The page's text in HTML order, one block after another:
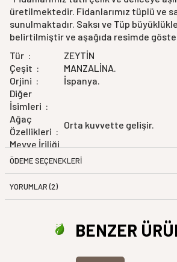
üretilmektedir. Fidanlarımız tüplü ve
sunulmaktadır. Saksı ve Tüp
belirtilmiştir ve aşağıda resimde
Tür :
ZEYTİN
Çeşit :
MANZALİNA.
Orjini :
İspanya.
Diğer
İsimleri :
Ağaç
Özellikleri :
Orta kuvvette gelişir.
Meyve İriliği
:
Orta iriliktedir.
Meyve Şekli
:
Yuvarlağa silindiriktir.
Yeşil.
Çekirdekleri orta iriliktedir.
%20.4 yağ içerir.
ÖDEME SEÇENEKLERI
YORUMLAR (2)
BENZER